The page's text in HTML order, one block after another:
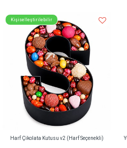
Kişiselleştirilebilir
Harf Çikolata Kutusu v2 (Harf Seçenekli)